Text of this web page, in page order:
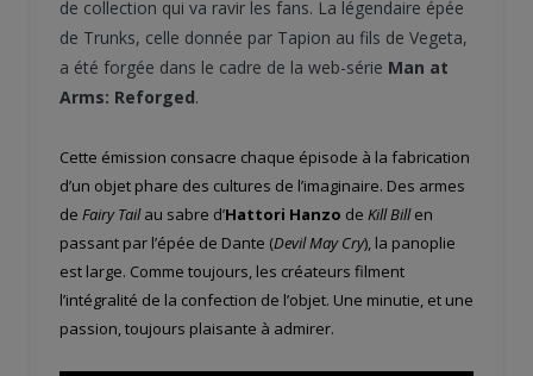
de collection qui va ravir les fans. La légendaire épée
de Trunks, celle donnée par Tapion au fils de Vegeta,
a été forgée dans le cadre de la web-série Man at
Arms: Reforged.
Cette émission consacre chaque épisode à la fabrication
d’un objet phare des cultures de l’imaginaire. Des armes
de Fairy Tailau sabre d’Hattori Hanzo de Kill Billen
passant par l’épée de Dante (Devil May Cry), la panoplie
est large. Comme toujours, les créateurs filment
l’intégralité de la confection de l’objet. Une minutie, et une
passion, toujours plaisante à admirer.